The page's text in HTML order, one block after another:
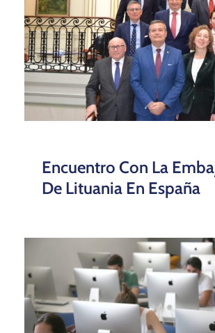
Encuentro Con La
De Lituania En España